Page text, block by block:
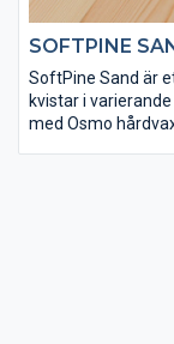
SOFTPINE
SoftPine Sand är
kvistar i
med Osmo